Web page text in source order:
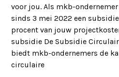
voor jou. Als mkb-
sinds 3 mei 2022 een
procent van jouw
subsidie De Subsidie
biedt mkb-ondernemers de
circulaire